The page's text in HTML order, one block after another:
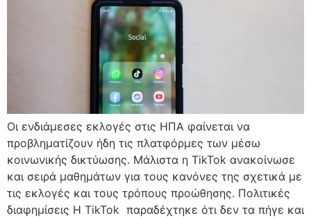
Οι ενδιάμεσες εκλογές στις ΗΠΑ φαίνεται να
προβληματίζουν ήδη τις πλατφόρμες των μέσω
κοινωνικής δικτύωσης. Μάλιστα η TikTok ανακοίνωσε
και σειρά μαθημάτων για τους κανόνες της σχετικά με
τις εκλογές και τους τρόπους προώθησης. Πολιτικές
διαφημίσεις Η TikTok παραδέχτηκε ότι δεν τα πήγε και